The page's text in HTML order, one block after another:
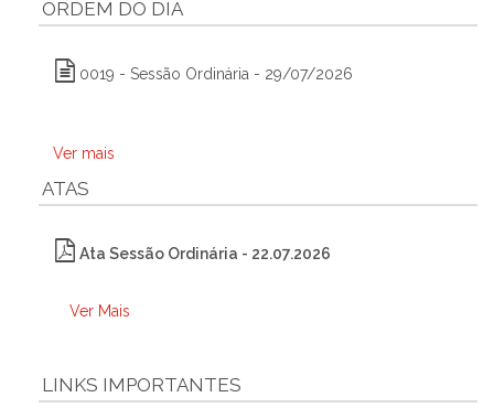
ORDEM DO DIA
0019 - Sessão Ordinária - 29/07/2026
Ver mais
ATAS
Ata Sessão Ordinária - 22.07.2026
Ver Mais
LINKS IMPORTANTES